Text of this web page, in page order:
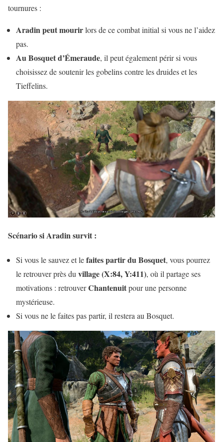
tournures :
Aradin peut mourirlors de ce combat initial si vous ne l’aidez
pas.
Au Bosquet d’Émeraude, il peut également périr si vous
choisissez de soutenir les gobelins contre les druides et les
Tieffelins.
Scénario si Aradin survit :
Si vous le sauvez et lefaites partir du Bosquet, vous pourrez
le retrouver près du village (X:84, Y:411), où il partage ses
motivations : retrouverChantenuitpour une personne
mystérieuse.
Si vous ne le faites pas partir, il restera au Bosquet.